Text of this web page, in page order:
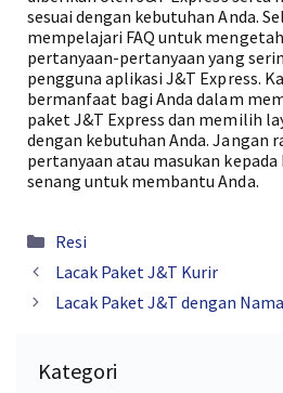
sesuai dengan kebutuhan Anda.
mempelajari FAQ untuk
pertanyaan-pertanyaan yang
pengguna aplikasi J&T Express.
bermanfaat bagi Anda dalam
paket J&T Express dan memilih
dengan kebutuhan Anda. Jangan
pertanyaan atau masukan kepada
senang untuk membantu Anda.
Kategori
Resi
Lacak Paket J&T Kurir
Lacak Paket J&T dengan Nama
Kategori